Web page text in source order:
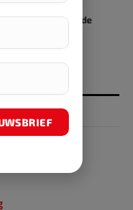
vier projecten in de